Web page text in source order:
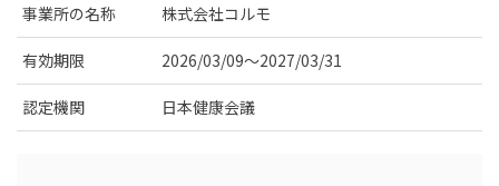
事業所の名称 株式会社コルモ
有効期限 2026/03/09～2027/03/31
認定機関 日本健康会議